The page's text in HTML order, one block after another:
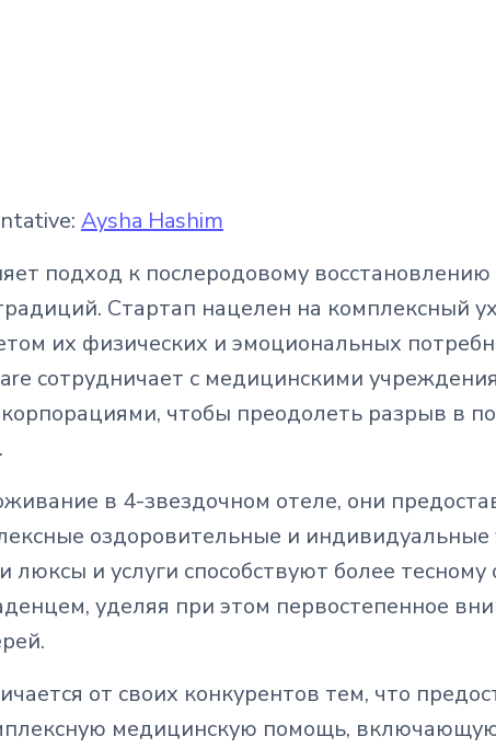
Aysha Hashim
подход к послеродовому восстановлению
Стартап нацелен на комплексный
их физических и эмоциональных
сотрудничает с медицинскими
чтобы преодолеть разрыв в
в 4-звездочном отеле, они
оздоровительные и индивидуальные
люксы и услуги способствуют более
уделяя при этом первостепенное
от своих конкурентов тем, что
медицинскую помощь,